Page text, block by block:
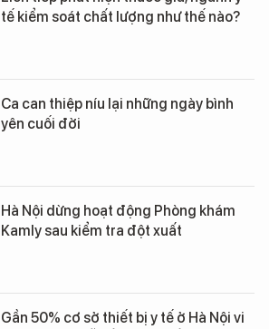
tế kiểm soát chất lượng như thế nào?
Ca can thiệp níu lại những ngày bình
yên cuối đời
Hà Nội dừng hoạt động Phòng khám
Kamly sau kiểm tra đột xuất
Gần 50% cơ sở thiết bị y tế ở Hà Nội vi